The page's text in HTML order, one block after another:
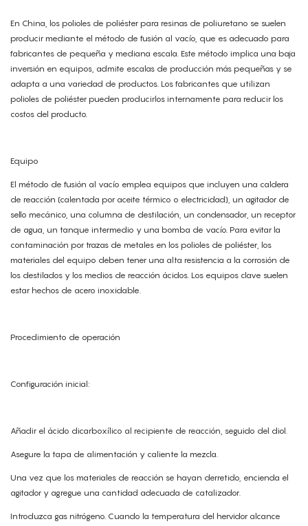
En China, los polioles de poliéster para resinas de poliuretano se suelen
producir mediante el método de fusión al vacío, que es adecuado para
fabricantes de pequeña y mediana escala. Este método implica una baja
inversión en equipos, admite escalas de producción más pequeñas y se
adapta a una variedad de productos. Los fabricantes que utilizan
polioles de poliéster pueden producirlos internamente para reducir los
costos del producto.
Equipo
El método de fusión al vacío emplea equipos que incluyen una caldera
de reacción (calentada por aceite térmico o electricidad), un agitador de
sello mecánico, una columna de destilación, un condensador, un receptor
de agua, un tanque intermedio y una bomba de vacío. Para evitar la
contaminación por trazas de metales en los polioles de poliéster, los
materiales del equipo deben tener una alta resistencia a la corrosión de
los destilados y los medios de reacción ácidos. Los equipos clave suelen
estar hechos de acero inoxidable.
Procedimiento de operación
Configuración inicial:
Añadir el ácido dicarboxílico al recipiente de reacción, seguido del diol.
Asegure la tapa de alimentación y caliente la mezcla.
Una vez que los materiales de reacción se hayan derretido, encienda el
agitador y agregue una cantidad adecuada de catalizador.
Introduzca gas nitrógeno. Cuando la temperatura del hervidor alcance